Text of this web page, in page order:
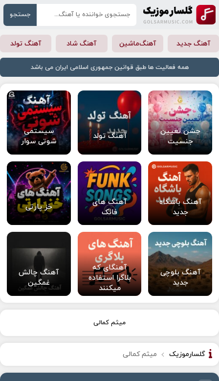
جستجو
آهنگ جدید آهنگ‌ماشین آهنگ شاد آهنگ تولد
همه فعالیت ها طبق قوانین جمهوری اسلامی ایران می باشد
جشن تعیین
جنسیت
آهنگ تولد
سیستمی
شوتی سوار
آهنگ باشگاه
جدید
آهنگ های
فانک
خز پارتی
آهنگ بلوچی
جدید
آهنگای که
بلاگرا استفاده
میکنند
آهنگ چالش
غمگین
میثم کمالی
گلسارموزیک میثم کمالی